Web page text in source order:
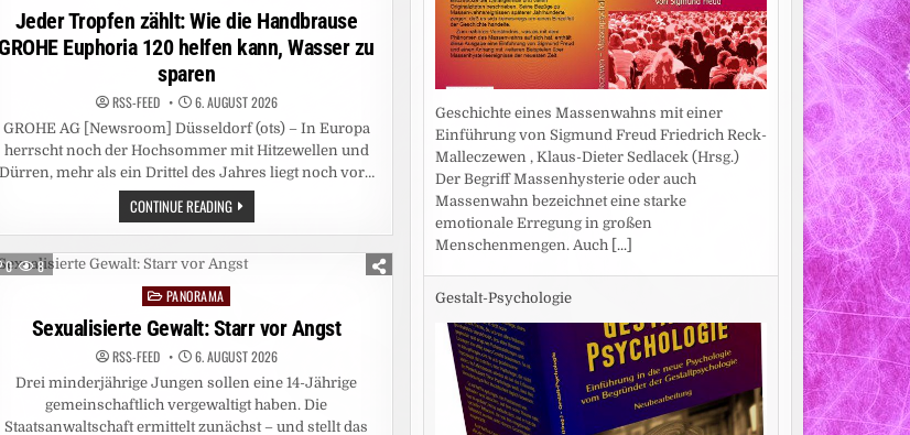
in
Jeder Tropfen zählt: Wie die Handbrause
GROHE Euphoria 120 helfen kann, Wasser zu
sparen
RSS-FEED 6. AUGUST 2026
GROHE AG [Newsroom] Düsseldorf (ots) – In Europa
herrscht noch der Hochsommer mit Hitzewellen und
Dürren, mehr als ein Drittel des Jahres liegt noch vor…
CONTINUE READINGJEDER
TROPFEN
ZÄHLT:
DIE
HANDBRAUSE
120
HELFEN
KANN,
WASSER
ZU
SPAREN
0 8
Posted
in
PANORAMA
Sexualisierte Gewalt: Starr vor Angst
RSS-FEED 6. AUGUST 2026
Drei minderjährige Jungen sollen eine 14-Jährige
gemeinschaftlich vergewaltigt haben. Die
Staatsanwaltschaft ermittelt zunächst – und stellt das
Geschichte eines Massenwahns mit einer
Einführung von Sigmund Freud Friedrich Reck-
Malleczewen , Klaus-Dieter Sedlacek (Hrsg.)
Der Begriff Massenhysterie oder auch
Massenwahn bezeichnet eine starke
emotionale Erregung in großen
Menschenmengen. Auch [...]
Gestalt-Psychologie